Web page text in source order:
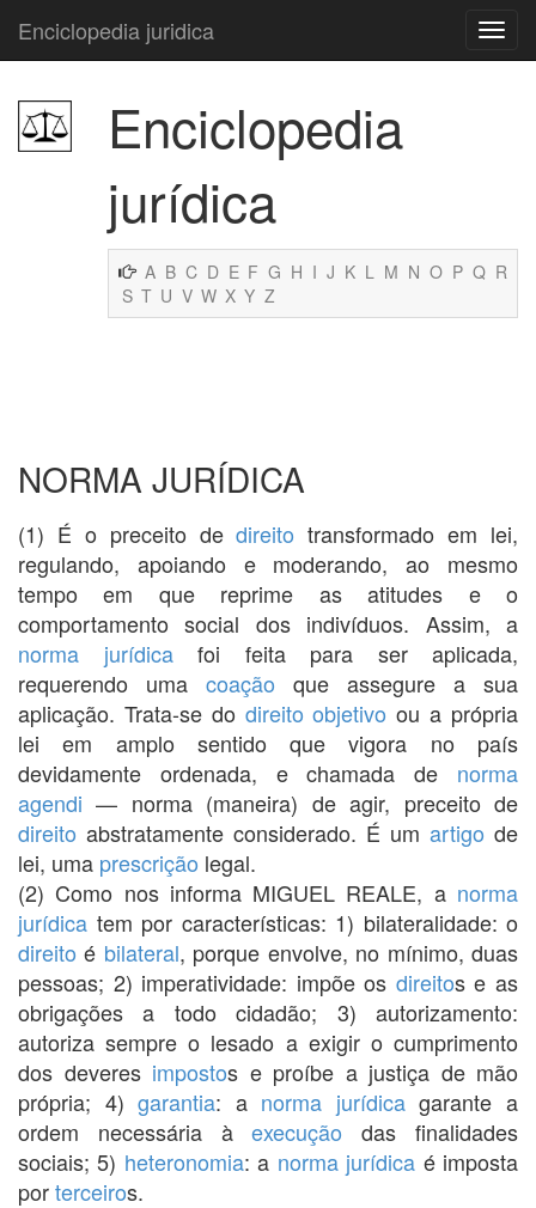
Enciclopedia juridica
Enciclopedia
jurídica
A B C D E F G H I J K L M N O P Q R
S T U V W X Y Z
NORMA JURÍDICA
(1) É o preceito dedireito transformado em lei,
regulando, apoiando e moderando, ao mesmo
tempo em que reprime as atitudes e o
comportamento social dos indivíduos. Assim, a
norma jurídicafoi feita para ser aplicada,
requerendo uma coação que assegure a sua
aplicação. Trata-se do direito objetivo ou a própria
lei em amplo sentido que vigora no país
devidamente ordenada, e chamada de norma
agendi — norma (maneira) de agir, preceito de
direito abstratamente considerado. É um artigo de
lei, uma prescrição legal.
(2) Como nos informa MIGUEL REALE, a norma
jurídica tem por características: 1) bilateralidade: o
direito é bilateral, porque envolve, no mínimo, duas
pessoas; 2) imperatividade: impõe os direitos e as
obrigações a todo cidadão; 3) autorizamento:
autoriza sempre o lesado a exigir o cumprimento
dos deveres impostos e proíbe a justiça de mão
própria; 4)garantia: a norma jurídicagarante a
ordem necessária àexecução das finalidades
sociais; 5) heteronomia: a norma jurídica é imposta
porterceiros.